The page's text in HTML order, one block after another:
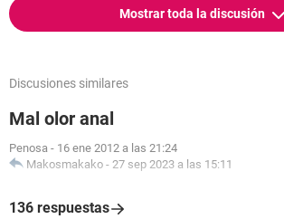
Mostrar toda la discusión
Discusiones similares
Mal olor anal
Penosa - 16 ene 2012 a las 21:24
Makosmakako - 27 sep 2023 a las 15:11
136 respuestas